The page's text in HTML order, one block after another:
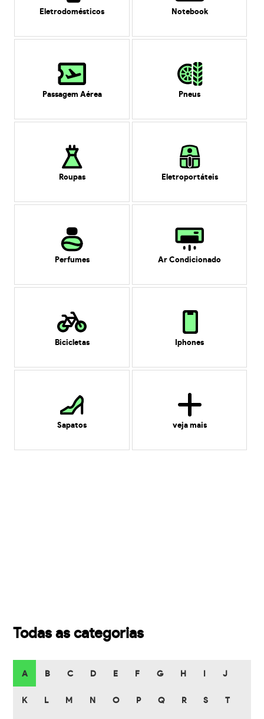
Eletrodomésticos Notebook
Passagem Aérea Pneus
Roupas Eletroportáteis
Perfumes Ar Condicionado
Bicicletas Iphones
Sapatos veja mais
Todas as categorias
A B C D E F G H J
K L M N O P Q R S T